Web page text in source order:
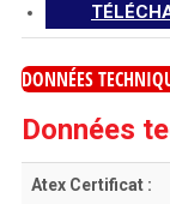
DONNÉES
Données
Atex Certificat :